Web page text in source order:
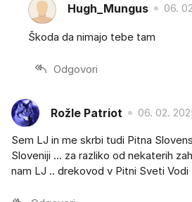
Hugh_Mungus 06.
Škoda da nimajo tebe tam
Odgovori
Rožle Patriot 06. 02.
Sem LJ in me skrbi tudi Pitna
Sloveniji ... za razliko od nekaterih
nam LJ .. drekovod v Pitni Sveti Vodi